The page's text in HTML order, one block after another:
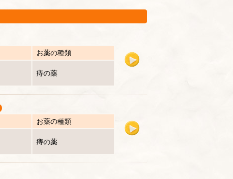
お薬の種類
痔の薬
お薬の種類
痔の薬